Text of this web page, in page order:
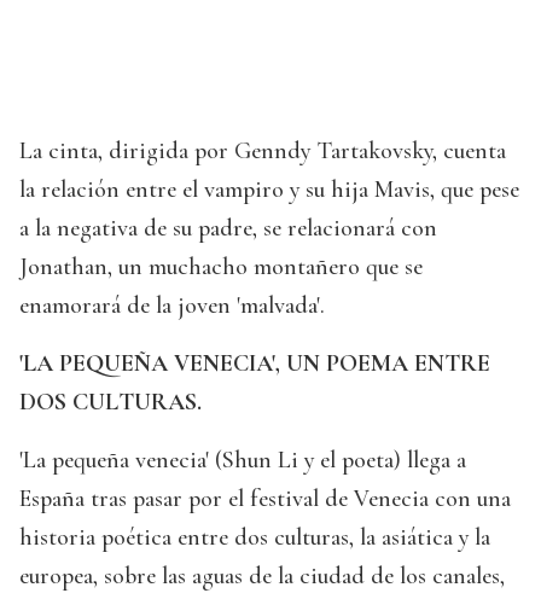
La cinta, dirigida por Genndy Tartakovsky, cuenta
la relación entre el vampiro y su hija Mavis, que pese
a la negativa de su padre, se relacionará con
Jonathan, un muchacho montañero que se
enamorará de la joven 'malvada'.
'LA PEQUEÑA VENECIA', UN POEMA ENTRE
DOS CULTURAS.
'La pequeña venecia' (Shun Li y el poeta) llega a
España tras pasar por el festival de Venecia con una
historia poética entre dos culturas, la asiática y la
europea, sobre las aguas de la ciudad de los canales,